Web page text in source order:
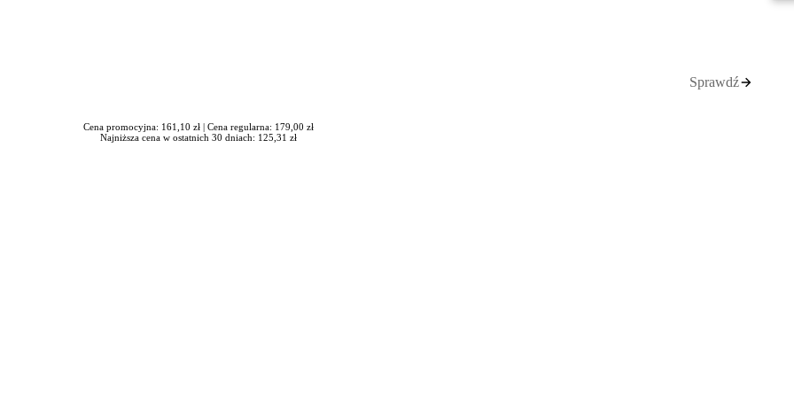
Sprawdź
Cena promocyjna: 161,10 zł | Cena regularna: 179,00 zł
Najniższa cena w ostatnich 30 dniach: 125,31 zł